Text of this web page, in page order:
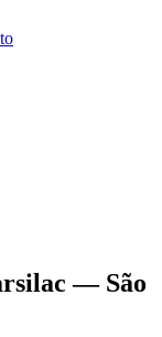
— São